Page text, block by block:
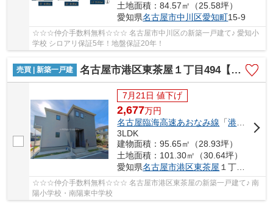
土地面積：84.57㎡（25.58坪）
愛知県名古屋市中川区愛知町15-9
☆☆☆仲介手数料無料☆☆☆ 名古屋市中川区の新築一戸建て♪ 愛知小
学校 シロアリ保証5年！地盤保証20年！
売買 | 新築一戸建 名古屋市港区東茶屋１丁目494【仲介手数料無料】新築一戸建て 1号棟
7月21日 値下げ
2,677万円
名古屋臨海高速あおなみ線 「港北
」駅
3LDK
建物面積：95.65㎡（28.93坪）
土地面積：101.30㎡（30.64坪）
愛知県名古屋市港区東茶屋 １丁目494
☆☆☆仲介手数料無料☆☆☆ 名古屋市港区東茶屋の新築一戸建て♪ 南
陽小学校・南陽東中学校